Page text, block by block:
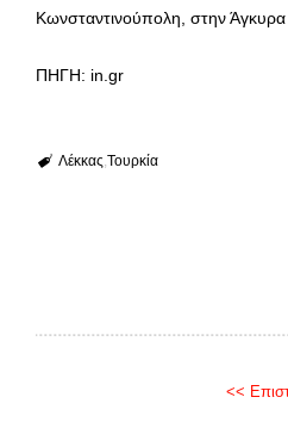
Κωνσταντινούπολη, στην Άγκυρα
ΠΗΓΗ: in.gr
Λέκκας Τουρκία
<<